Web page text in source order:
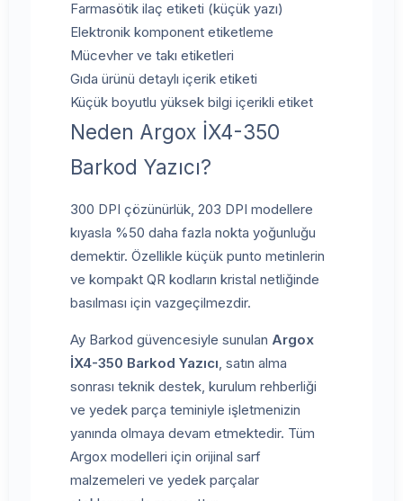
Farmasötik ilaç etiketi (küçük yazı)
Elektronik komponent etiketleme
Mücevher ve takı etiketleri
Gıda ürünü detaylı içerik etiketi
Küçük boyutlu yüksek bilgi içerikli etiket
Neden Argox İX4-350
Barkod Yazıcı?
300 DPI çözünürlük, 203 DPI modellere
kıyasla %50 daha fazla nokta yoğunluğu
demektir. Özellikle küçük punto metinlerin
ve kompakt QR kodların kristal netliğinde
basılması için vazgeçilmezdir.
Ay Barkod güvencesiyle sunulan Argox
İX4-350 Barkod Yazıcı, satın alma
sonrası teknik destek, kurulum rehberliği
ve yedek parça teminiyle işletmenizin
yanında olmaya devam etmektedir. Tüm
Argox modelleri için orijinal sarf
malzemeleri ve yedek parçalar